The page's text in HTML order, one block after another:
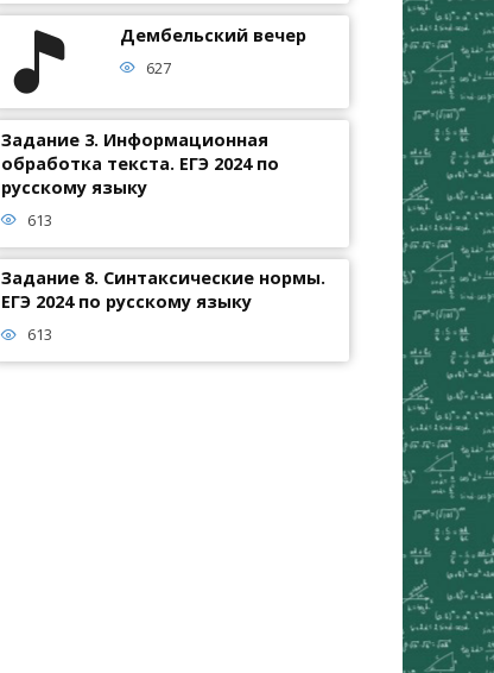
Дембельский вечер
627
Задание 3. Информационная
обработка текста. ЕГЭ 2024 по
русскому языку
613
Задание 8. Синтаксические нормы.
ЕГЭ 2024 по русскому языку
613